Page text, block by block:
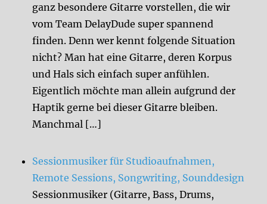
ganz besondere Gitarre vorstellen, die wir
vom Team DelayDude super spannend
finden. Denn wer kennt folgende Situation
nicht? Man hat eine Gitarre, deren Korpus
und Hals sich einfach super anfühlen.
Eigentlich möchte man allein aufgrund der
Haptik gerne bei dieser Gitarre bleiben.
Manchmal […]
Sessionmusiker für Studioaufnahmen,
Remote Sessions, Songwriting, Sounddesign
Sessionmusiker (Gitarre, Bass, Drums,